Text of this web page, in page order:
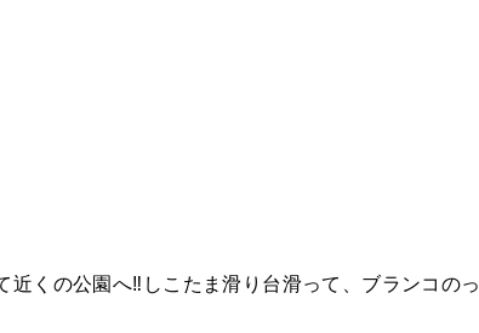
くの公園へ‼︎しこたま滑り台滑って、ブランコのっ